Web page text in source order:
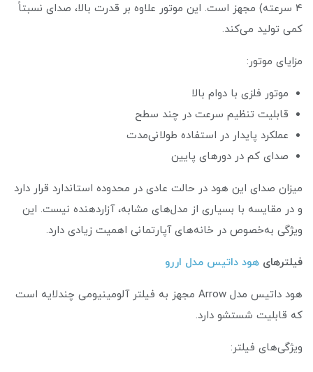
4 سرعته) مجهز است. این موتور علاوه بر قدرت بالا، صدای نسبتاً
کمی تولید می‌کند.
مزایای موتور:
موتور فلزی با دوام بالا
قابلیت تنظیم سرعت در چند سطح
عملکرد پایدار در استفاده طولانی‌مدت
صدای کم در دورهای پایین
میزان صدای این هود در حالت عادی در محدوده استاندارد قرار دارد
و در مقایسه با بسیاری از مدل‌های مشابه، آزاردهنده نیست. این
ویژگی به‌خصوص در خانه‌های آپارتمانی اهمیت زیادی دارد.
فیلترهای هود داتیس مدل اررو
هود داتیس مدل Arrow مجهز به فیلتر آلومینیومی چندلایه است
که قابلیت شستشو دارد.
ویژگی‌های فیلتر: